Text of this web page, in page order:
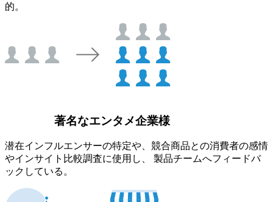
的。
著名なエンタメ企業様
潜在インフルエンサーの特定や、競合商品との消費者の感情
やインサイト比較調査に使用し、 製品チームへフィードバ
ックしている。